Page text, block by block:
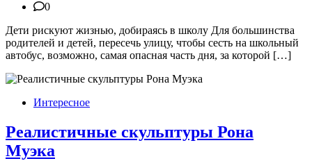
0
Дети рискуют жизнью, добираясь в школу Для большинства
родителей и детей, пересечь улицу, чтобы сесть на школьный
автобус, возможно, самая опасная часть дня, за которой […]
Интересное
Реалистичные скульптуры Рона
Муэка